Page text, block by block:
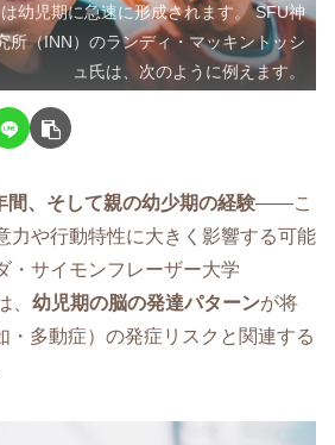
幼児期に急速に形成されます。 SFU神
所（INN）のランディ・マッキントッシ
ュ氏は、次のように例えます。
間、そして親の幼少期の経験——こ
力や行動特性に大きく影響する可能
・サイモンフレーザー大学
、 幼児期の脳の発達パターンが将
・多動症）の発症リスクと関連する